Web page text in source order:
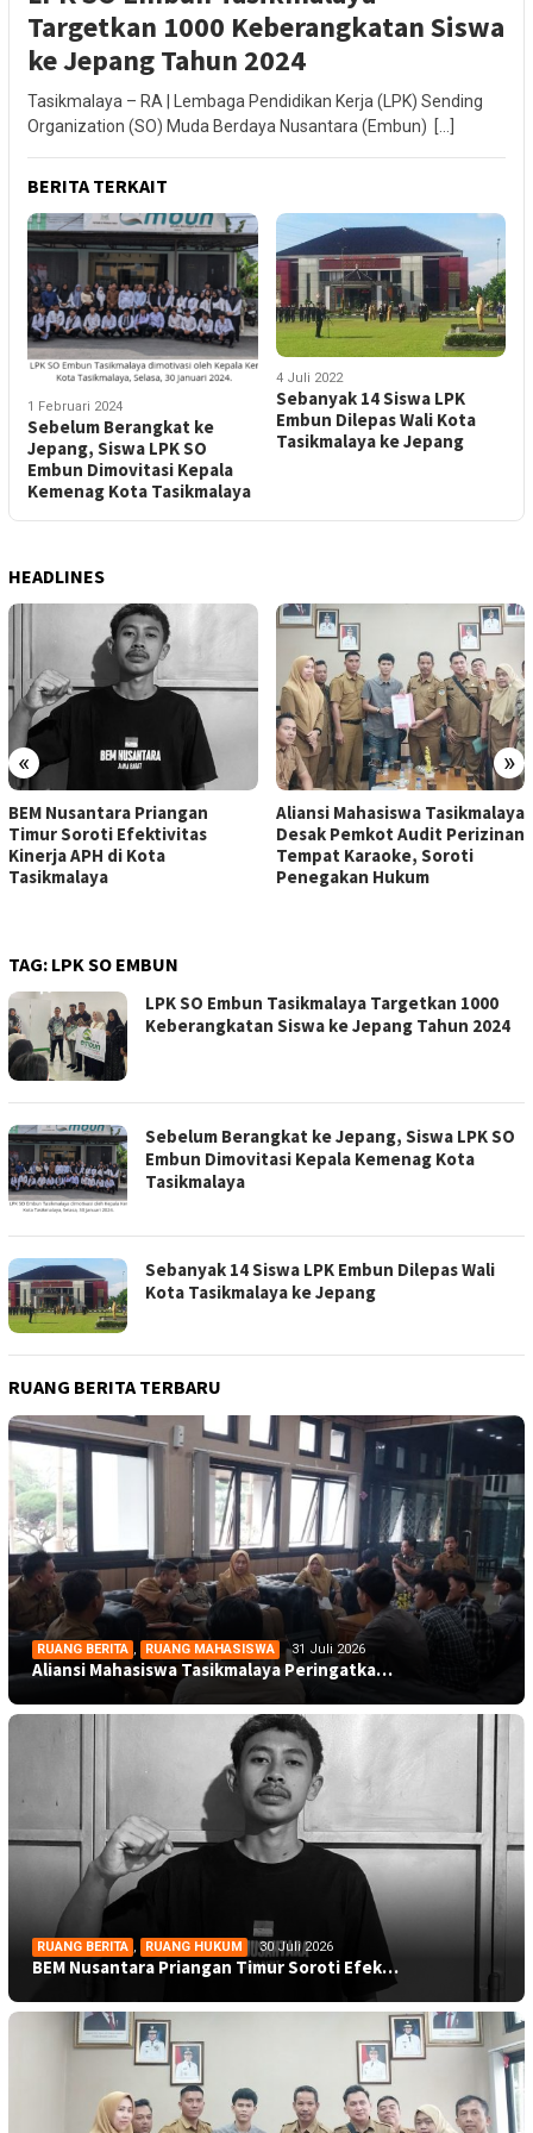
Targetkan 1000 Keberangkatan Siswa
ke Jepang Tahun 2024
Tasikmalaya – RA | Lembaga Pendidikan Kerja (LPK) Sending
Organization (SO) Muda Berdaya Nusantara (Embun) […]
BERITA TERKAIT
1 Februari 2024
Sebelum Berangkat ke
Jepang, Siswa LPK SO
Embun Dimovitasi Kepala
Kemenag Kota Tasikmalaya
4 Juli 2022
Sebanyak 14 Siswa LPK
Embun Dilepas Wali Kota
Tasikmalaya ke Jepang
HEADLINES
« »
BEM Nusantara Priangan
Timur Soroti Efektivitas
Kinerja APH di Kota
Tasikmalaya
Aliansi Mahasiswa Tasikmalaya
Desak Pemkot Audit Perizinan
Tempat Karaoke, Soroti
Penegakan Hukum
TAG: LPK SO EMBUN
LPK SO Embun Tasikmalaya Targetkan 1000
Keberangkatan Siswa ke Jepang Tahun 2024
Sebelum Berangkat ke Jepang, Siswa LPK SO
Embun Dimovitasi Kepala Kemenag Kota
Tasikmalaya
Sebanyak 14 Siswa LPK Embun Dilepas Wali
Kota Tasikmalaya ke Jepang
RUANG BERITA TERBARU
RUANG BERITA , RUANG MAHASISWA 31 Juli 2026
Aliansi Mahasiswa Tasikmalaya Peringatka…
RUANG BERITA , RUANG HUKUM 30 Juli 2026
BEM Nusantara Priangan Timur Soroti Efek…